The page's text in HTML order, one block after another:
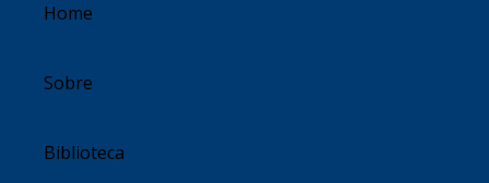
Home
Sobre
Biblioteca